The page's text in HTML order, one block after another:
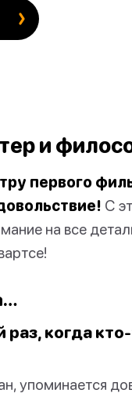
и
первого
С
на все
когда
упоминается